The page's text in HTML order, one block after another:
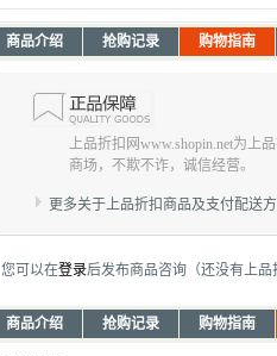
商品介绍 抢购记录 购物指南
上品折扣网www.shopin.net为上
商场，不欺不诈，诚信经营。
更多关于上品折扣商品及支付配送
您可以在登录后发布商品咨询（还没有上品
商品介绍 抢购记录 购物指南